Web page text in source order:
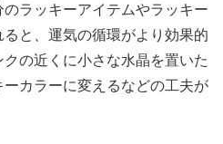
ラッキーアイテムやラッキー
と、運気の循環がより効果的
の近くに小さな水晶を置いた
カラーに変えるなどの工夫が